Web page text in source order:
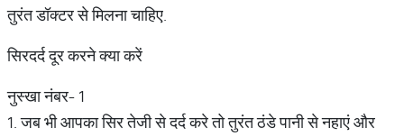
तुरंत डॉक्टर से मिलना चाहिए.
सिरदर्द दूर करने क्या करें
नुस्खा नंबर- 1
1. जब भी आपका सिर तेजी से दर्द करे तो तुरंत ठंडे पानी से नहाएं और